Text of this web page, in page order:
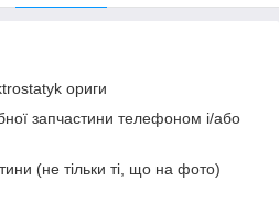
ориги
запчастини телефоном і/або
(не тільки ті, що на фото)